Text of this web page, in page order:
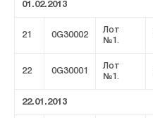
01.02.2013
21 0G30002
Лот
№1.
22 0G30001
Лот
№1.
22.01.2013